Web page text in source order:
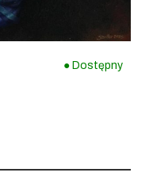
● Dostępny